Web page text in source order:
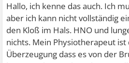
Hallo, ich kenne das auch. Ich
aber ich kann nicht vollständig
den Kloß im Hals. HNO und
nichts. Mein Physiotherapeut
Überzeugung dass es von der